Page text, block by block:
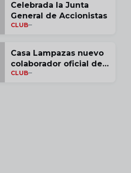
Celebrada la Junta
General de Accionistas
CLUB
Casa Lampazas nuevo
colaborador oficial del
Rayo Vallecano
CLUB